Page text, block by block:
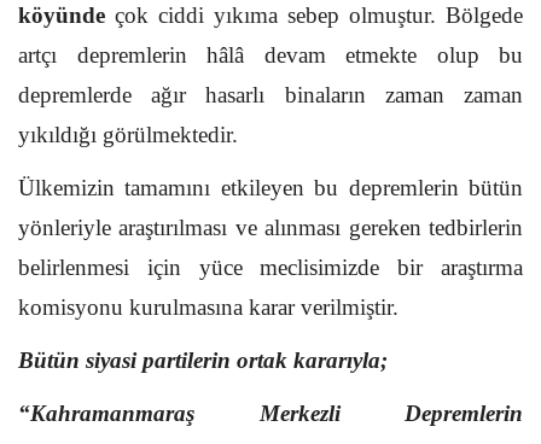
köyünde çok ciddi yıkıma sebep olmuştur. Bölgede
artçı depremlerin hâlâ devam etmekte olup bu
depremlerde ağır hasarlı binaların zaman zaman
yıkıldığı görülmektedir.
Ülkemizin tamamını etkileyen bu depremlerin bütün
yönleriyle araştırılması ve alınması gereken tedbirlerin
belirlenmesi için yüce meclisimizde bir araştırma
komisyonu kurulmasına karar verilmiştir.
Bütün siyasi partilerin ortak kararıyla;
“Kahramanmaraş Merkezli Depremlerin